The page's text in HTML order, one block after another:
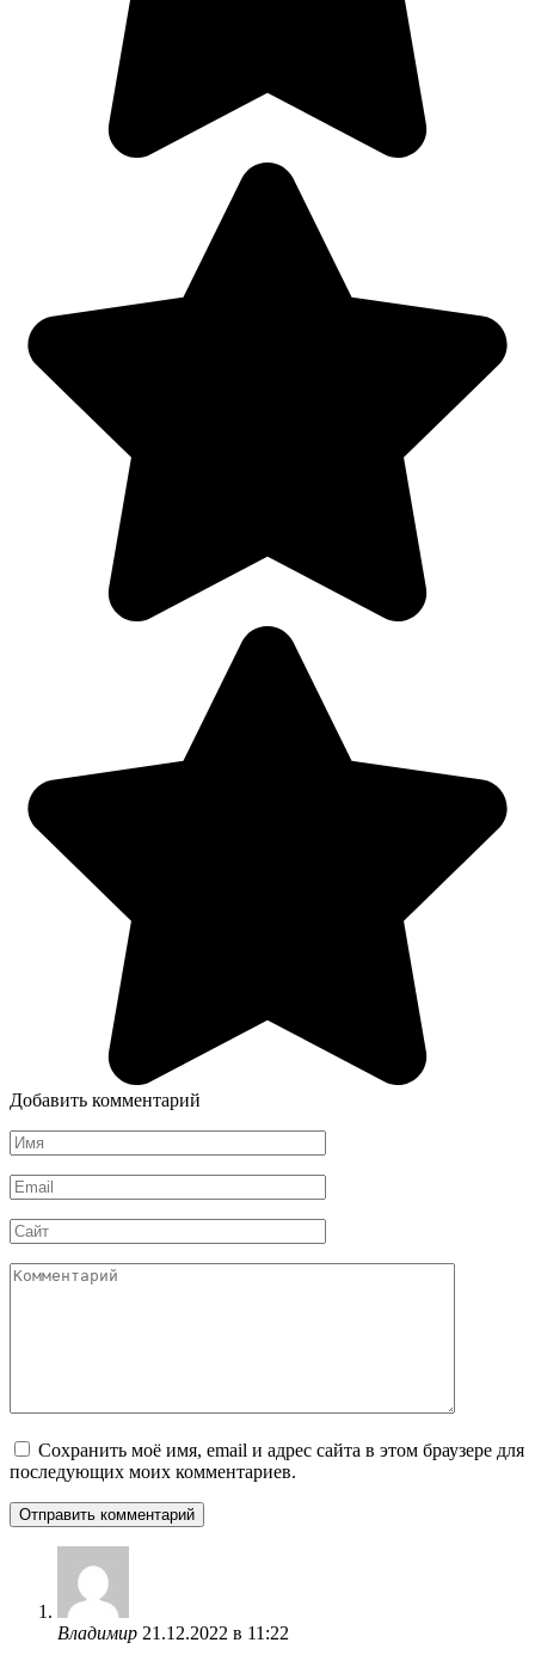
Добавить комментарий
Имя
*
Email
*
Сайт
Комментарий
Сохранить моё имя, email и адрес сайта в этом браузере для
последующих моих комментариев.
Владимир 21.12.2022 в 11:22